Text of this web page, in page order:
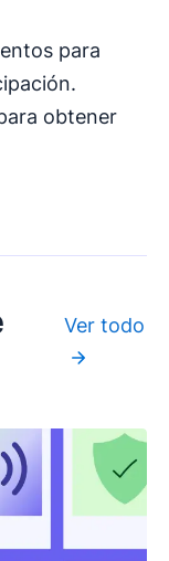
para
obtener
Ver todo